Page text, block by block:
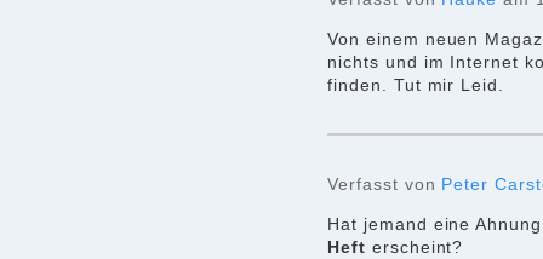
Von einem neuen
nichts und im Internet
finden. Tut mir Leid.
Verfasst von Peter
Hat jemand eine
Heft erscheint?